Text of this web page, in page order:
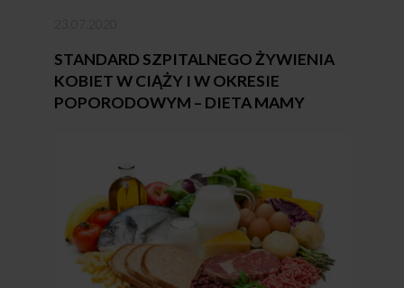
STANDARD SZPITALNEGO ŻYWIENIA
KOBIET W CIĄŻY I W OKRESIE
POPORODOWYM – DIETA MAMY